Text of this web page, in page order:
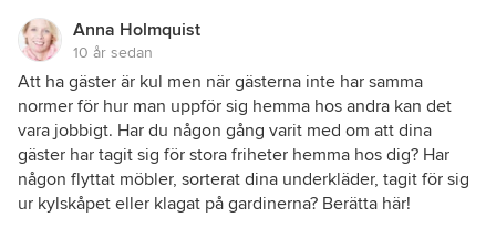
Anna Holmquist
10 år sedan
Att ha gäster är kul men när gästerna inte har samma
normer för hur man uppför sig hemma hos andra kan det
vara jobbigt. Har du någon gång varit med om att dina
gäster har tagit sig för stora friheter hemma hos dig? Har
någon flyttat möbler, sorterat dina underkläder, tagit för sig
ur kylskåpet eller klagat på gardinerna? Berätta här!